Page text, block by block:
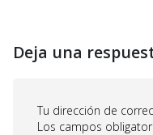
Deja una
Tu dirección de
Los campos